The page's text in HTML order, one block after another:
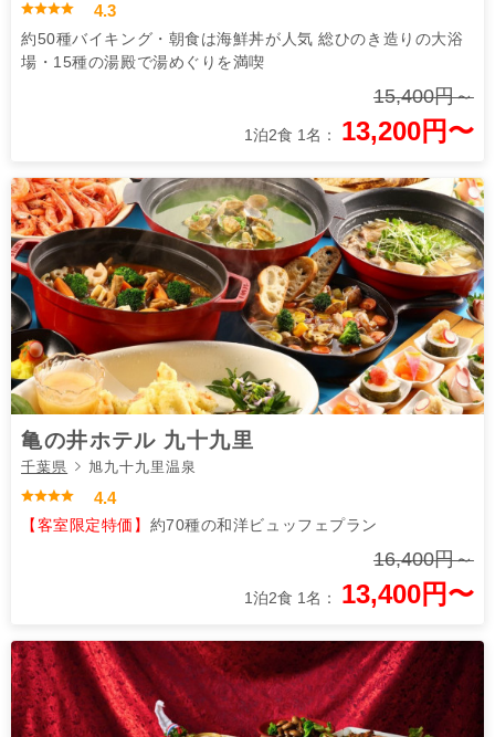
4.3
約50種バイキング・朝食は海鮮丼が人気 総ひのき造りの大浴
場・15種の湯殿で湯めぐりを満喫
15,400円～
1泊2食 1名： 13,200円〜
亀の井ホテル 九十九里
千葉県 旭九十九里温泉
4.4
【客室限定特価】 約70種の和洋ビュッフェプラン
16,400円～
1泊2食 1名： 13,400円〜